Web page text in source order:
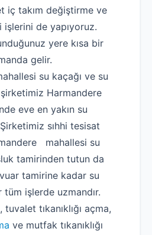
iç takım değiştirme ve
işlerini de yapıyoruz.
yere kısa bir
gelir.
su kaçağı ve su
Harmandere
eve en yakın su
Şirketimiz sıhhi tesisat
mahallesi su
tamirinden tutun da
tamirine kadar su
tüm işlerde uzmandır.
tıkanıklığı açma,
ve mutfak tıkanıklığı